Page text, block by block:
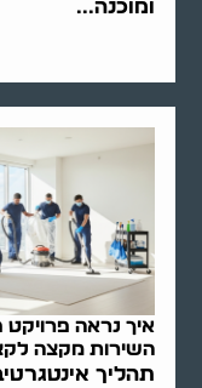
ומוכנה...
איך נראה פרויקט
השירות מקצה
תהליך